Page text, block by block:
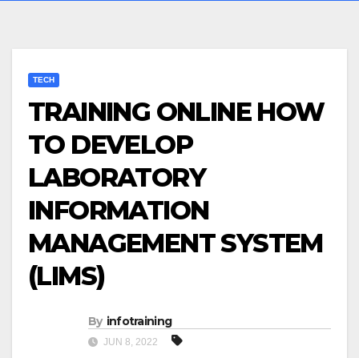
TECH
TRAINING ONLINE HOW
TO DEVELOP
LABORATORY
INFORMATION
MANAGEMENT SYSTEM
(LIMS)
By infotraining
JUN 8, 2022